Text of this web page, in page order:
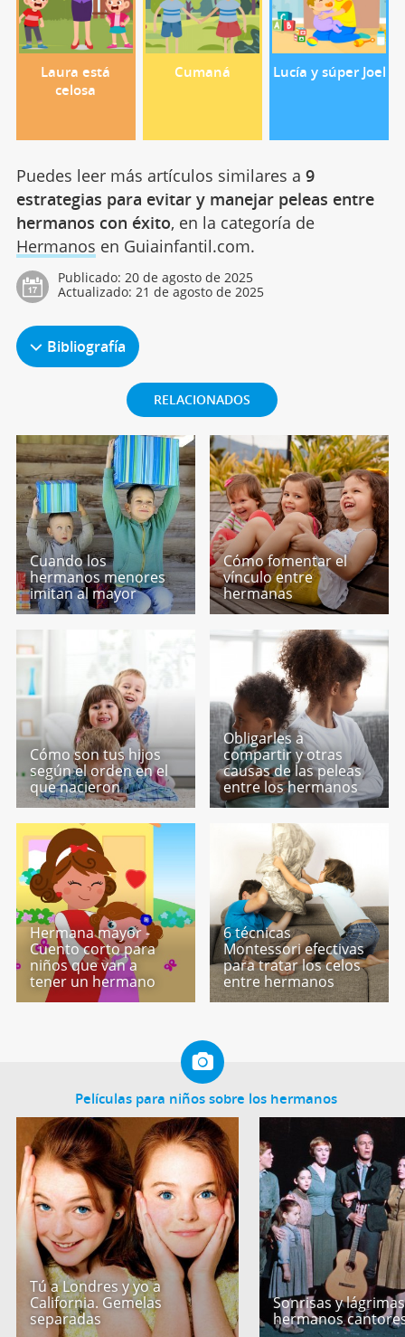
Laura está
celosa
Cumaná Lucía y súper Joel
Puedes leer más artículos similares a 9
estrategias para evitar y manejar peleas entre
hermanos con éxito, en la categoría de
Hermanos en Guiainfantil.com.
Publicado: 20 de agosto de 2025
Actualizado: 21 de agosto de 2025
Bibliografía
RELACIONADOS
Cuando los
hermanos menores
imitan al mayor
Cómo fomentar el
vínculo entre
hermanas
Cómo son tus hijos
según el orden en el
que nacieron
Obligarles a
compartir y otras
causas de las peleas
entre los hermanos
Hermana mayor -
Cuento corto para
niños que van a
tener un hermano
6 técnicas
Montessori efectivas
para tratar los celos
entre hermanos
Películas para niños sobre los hermanos
Tú a Londres y yo a
California. Gemelas
separadas
Sonrisas y
hermanos